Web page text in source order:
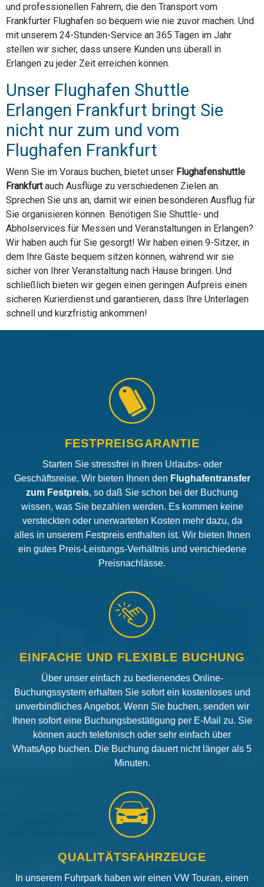
und professionellen Fahrern, die den Transport vom
Frankfurter Flughafen so bequem wie nie zuvor machen. Und
mit unserem 24-Stunden-Service an 365 Tagen im Jahr
stellen wir sicher, dass unsere Kunden uns überall in
Erlangen zu jeder Zeit erreichen können.
Unser Flughafen Shuttle
Erlangen Frankfurt bringt Sie
nicht nur zum und vom
Flughafen Frankfurt
Wenn Sie im Voraus buchen, bietet unser Flughafenshuttle
Frankfurtauch Ausflüge zu verschiedenen Zielen an.
Sprechen Sie uns an, damit wir einen besonderen Ausflug für
Sie organisieren können. Benötigen Sie Shuttle- und
Abholservices für Messen und Veranstaltungen in Erlangen?
Wir haben auch für Sie gesorgt! Wir haben einen 9-Sitzer, in
dem Ihre Gäste bequem sitzen können, während wir sie
sicher von Ihrer Veranstaltung nach Hause bringen. Und
schließlich bieten wir gegen einen geringen Aufpreis einen
sicheren Kurierdienst und garantieren, dass Ihre Unterlagen
schnell und kurzfristig ankommen!
FESTPREISGARANTIE
Starten Sie stressfrei in Ihren Urlaubs- oder
Geschäftsreise. Wir bieten Ihnen den Flughafentransfer
zum Festpreis, so daß Sie schon bei der Buchung
wissen, was Sie bezahlen werden. Es kommen keine
versteckten oder unerwarteten Kosten mehr dazu, da
alles in unserem Festpreis enthalten ist. Wir bieten Ihnen
ein gutes Preis-Leistungs-Verhältnis und verschiedene
Preisnachlässe.
EINFACHE UND FLEXIBLE BUCHUNG
Über unser einfach zu bedienendes Online-
Buchungssystem erhalten Sie sofort ein kostenloses und
unverbindliches Angebot. Wenn Sie buchen, senden wir
Ihnen sofort eine Buchungsbestätigung per E-Mail zu. Sie
können auch telefonisch oder sehr einfach über
WhatsApp buchen. Die Buchung dauert nicht länger als 5
Minuten.
QUALITÄTSFAHRZEUGE
In unserem Fuhrpark haben wir einen VW Touran, einen